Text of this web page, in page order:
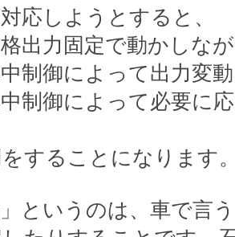
応しようとすると、
出力固定で動かしな
制御によって出力変
制御によって必要に
することになります
」というのは、車で言